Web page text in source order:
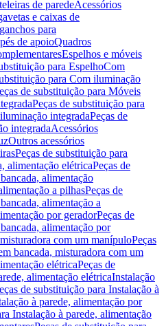
de paredeAcessórios
e caixas de
para
de apoioQuadros
Espelhos e móveis
para EspelhoCom
para Com iluminação
de substituição para Móveis
Peças de substituição para
integradaPeças de
integradaAcessórios
Outros acessórios
Peças de substituição para
alimentação elétricaPeças de
alimentação
a pilhasPeças de
alimentação a
por geradorPeças de
alimentação por
com um manípuloPeças
bancada, misturadora com um
elétricaPeças de
alimentação elétricaInstalação
de substituição para Instalação à
à parede, alimentação por
Instalação à parede, alimentação